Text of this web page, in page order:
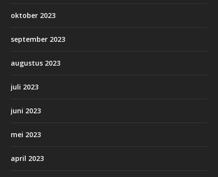
oktober 2023
september 2023
augustus 2023
juli 2023
juni 2023
mei 2023
april 2023